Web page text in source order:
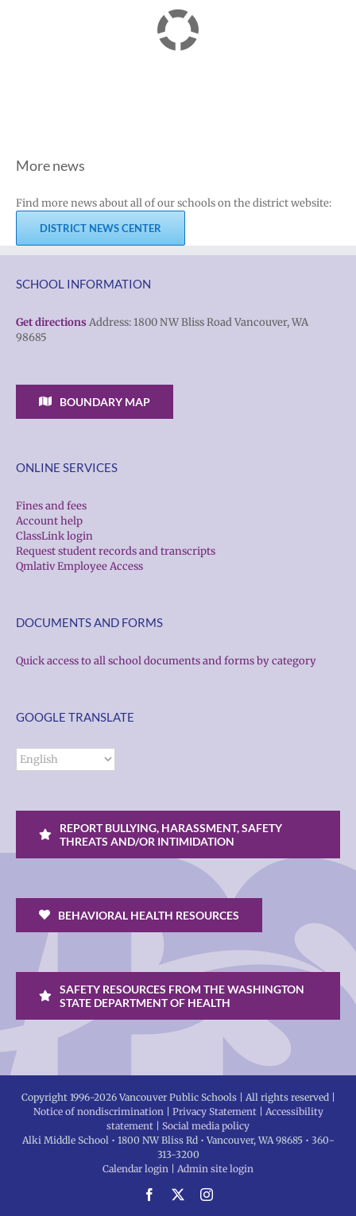
More news
Find more news about all of our schools on the district website:
DISTRICT NEWS CENTER
SCHOOL INFORMATION
Get directions Address: 1800 NW Bliss Road Vancouver, WA
98685
BOUNDARY MAP
ONLINE SERVICES
Fines and fees
Account help
ClassLink login
Request student records and transcripts
Qmlativ Employee Access
DOCUMENTS AND FORMS
Quick access to all school documents and forms by category
GOOGLE TRANSLATE
REPORT BULLYING, HARASSMENT, SAFETY
THREATS AND/OR INTIMIDATION
BEHAVIORAL HEALTH RESOURCES
SAFETY RESOURCES FROM THE WASHINGTON
STATE DEPARTMENT OF HEALTH
Copyright 1996-2026 Vancouver Public Schools | All rights reserved |
Notice of nondiscrimination | Privacy Statement| Accessibility
statement | Social media policy
Alki Middle School • 1800 NW Bliss Rd • Vancouver, WA 98685 • 360-
313-3200
Calendar login | Admin site login
Facebook Instagram